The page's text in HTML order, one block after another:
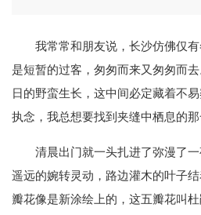
我常常和朋友说，长沙仿佛仅
是短暂的过客，匆匆而来又匆匆而
日的野蛮生长，这中间必定藏着不
执念，我总想要找到夹缝中栖息的那
清晨出门就一头扎进了弥漫了
遥远的婉转灵动，路边灌木的叶子
瓣花像是新涂绘上的，这五瓣花叫